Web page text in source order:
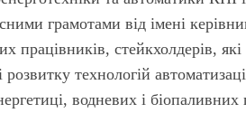
грамотами від імені
працівників, стейкхолдерів,
технологій
водневих і біопаливних